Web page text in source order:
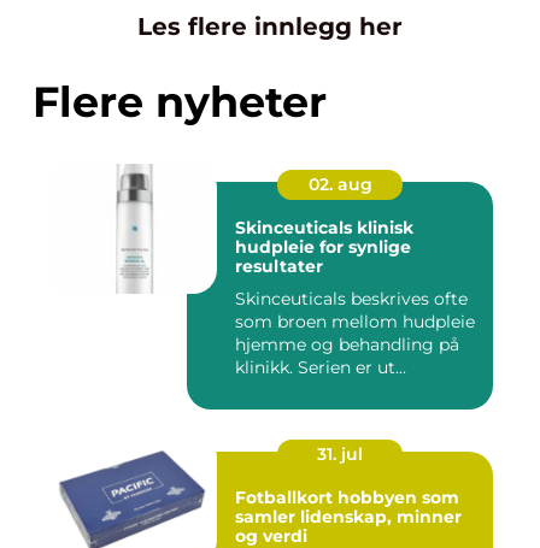
Les flere innlegg her
Flere nyheter
02. aug
Skinceuticals klinisk
hudpleie for synlige
resultater
Skinceuticals beskrives ofte
som broen mellom hudpleie
hjemme og behandling på
klinikk. Serien er ut...
31. jul
Fotballkort hobbyen som
samler lidenskap, minner
og verdi